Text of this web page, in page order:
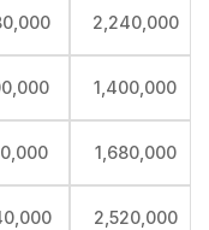
2,240,000
1,400,000
1,680,000
2,520,000